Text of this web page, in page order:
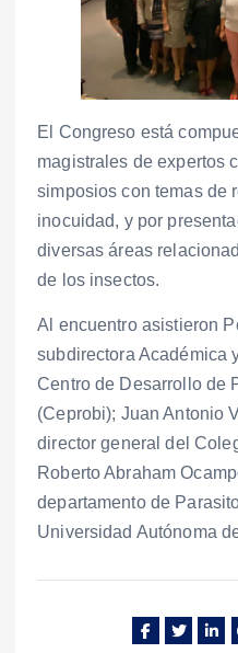
El Congreso está
magistrales de expertos
simposios con temas de
inocuidad, y por
diversas áreas
de los insectos.
Al encuentro asistieron
subdirectora Académica
Centro de Desarrollo de
(Ceprobi); Juan Antonio
director general del
Roberto Abraham
departamento de
Universidad Autónoma